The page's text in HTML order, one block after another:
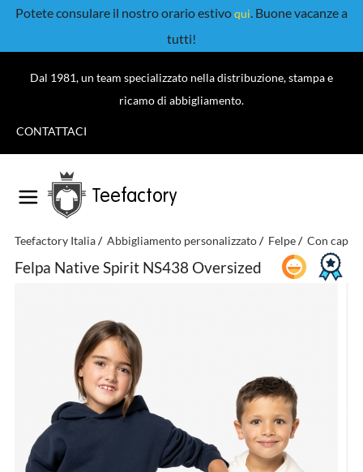
Potete consulare il nostro orario estivoqui. Buone vacanze a
tutti!
Dal 1981, un team specializzato nella distribuzione, stampa e
ricamo di abbigliamento.
CONTATTACI
Teefactory
Teefactory Italia Abbigliamento personalizzato Felpe Con
Felpa Native Spirit NS438 Oversized